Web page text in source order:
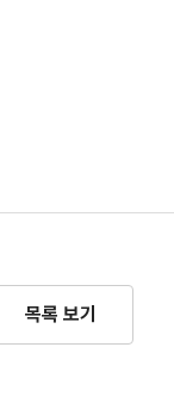
목록 보기